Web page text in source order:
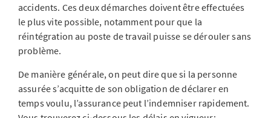
accidents. Ces deux démarches doivent être effectuées
le plus vite possible, notamment pour que la
réintégration au poste de travail puisse se dérouler sans
problème.
De manière générale, on peut dire que si la personne
assurée s’acquitte de son obligation de déclarer en
temps voulu, l’assurance peut l’indemniser rapidement.